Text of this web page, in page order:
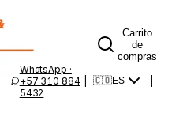
Carrito
de
compras
WhatsApp ·
+57 310 884
5432
🇨🇴ES